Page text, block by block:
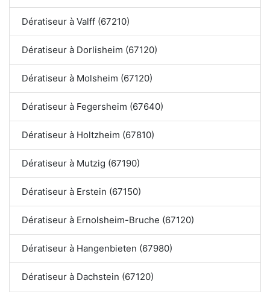
Dératiseur à Valff (67210)
Dératiseur à Dorlisheim (67120)
Dératiseur à Molsheim (67120)
Dératiseur à Fegersheim (67640)
Dératiseur à Holtzheim (67810)
Dératiseur à Mutzig (67190)
Dératiseur à Erstein (67150)
Dératiseur à Ernolsheim-Bruche (67120)
Dératiseur à Hangenbieten (67980)
Dératiseur à Dachstein (67120)